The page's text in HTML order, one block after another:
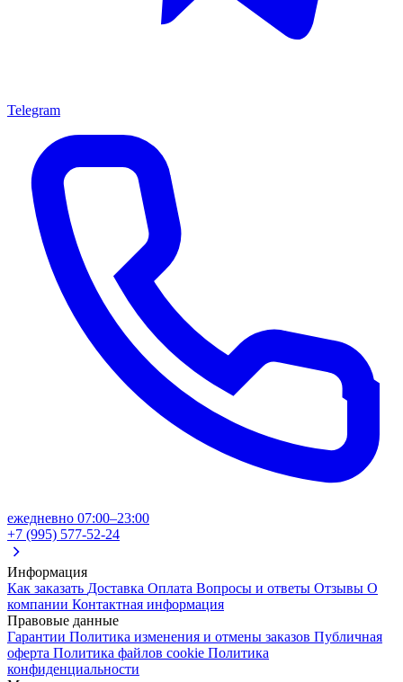
Telegram
ежедневно 07:00–23:00
+7 (995) 577-52-24
Информация
Как заказать Доставка Оплата Вопросы и ответы Отзывы О
компании Контактная информация
Правовые данные
Гарантии Политика изменения и отмены заказов Публичная
оферта Политика файлов cookie Политика
конфиденциальности